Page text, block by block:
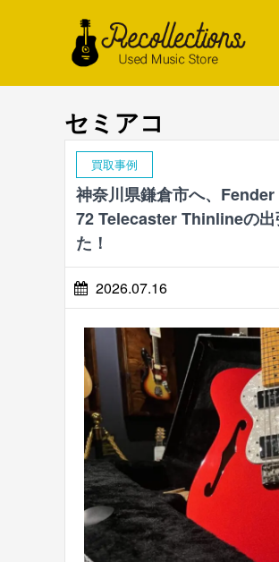
セミアコ
買取事例
神奈川県鎌倉市へ、
72 Telecaster Thinlineの出
た！
2026.07.16